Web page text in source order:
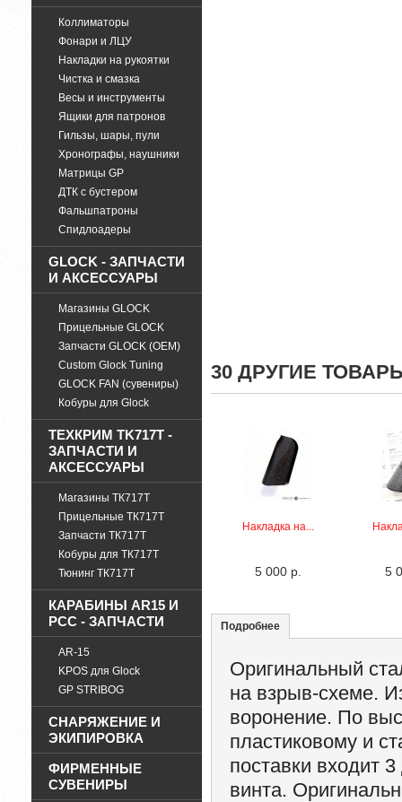
Коллиматоры
Фонари и ЛЦУ
Накладки на рукоятки
Чистка и смазка
Весы и инструменты
Ящики для патронов
Гильзы, шары, пули
Хронографы, наушники
Матрицы GP
ДТК с бустером
Фальшпатроны
Спидлоадеры
GLOCK - ЗАПЧАСТИ
И АКСЕССУАРЫ
Магазины GLOCK
Прицельные GLOCK
Запчасти GLOCK (OEM)
Custom Glock Tuning
GLOCK FAN (сувениры)
Кобуры для Glock
ТЕХКРИМ TK717T -
ЗАПЧАСТИ И
АКСЕССУАРЫ
Магазины ТК717Т
Прицельные ТК717Т
Запчасти ТК717Т
Кобуры для ТК717Т
Тюнинг ТК717Т
КАРАБИНЫ AR15 И
PCC - ЗАПЧАСТИ
AR-15
KPOS для Glock
GP STRIBOG
СНАРЯЖЕНИЕ И
ЭКИПИРОВКА
ФИРМЕННЫЕ
СУВЕНИРЫ
30 ДРУГИЕ
Накладка на...
5 000 р. 5
Подробнее
Оригинальный
на взрыв-схеме.
воронение. По
пластиковому и
поставки входит
винта.